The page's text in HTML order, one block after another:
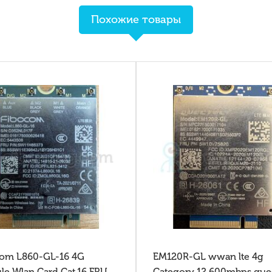
Похожие товары
L860-GL-16 4G
EM120R-GL wwan lte 4g